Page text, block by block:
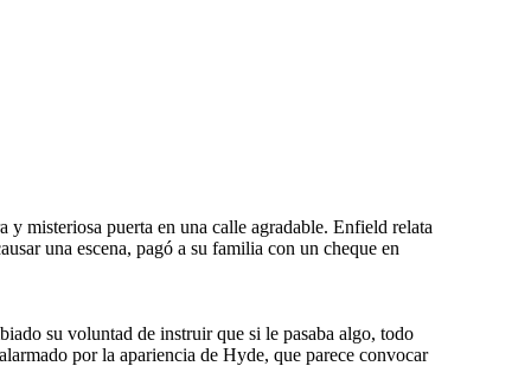
y misteriosa puerta en una calle agradable. Enfield relata
una escena, pagó a su familia con un cheque en
su voluntad de instruir que si le pasaba algo, todo
por la apariencia de Hyde, que parece convocar